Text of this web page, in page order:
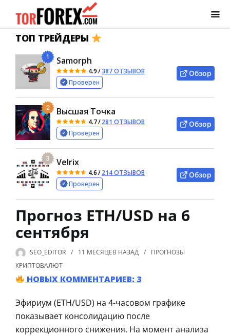
ТОП ТРЕЙДЕРЫ
1 Samorph
4.9/387 ОТЗЫВОВ
Проверен
Обзор
2 Высшая Точка
4.7/281 ОТЗЫВОВ
Проверен
Обзор
3 Velrix
4.6/214 ОТЗЫВОВ
Проверен
Обзор
Прогноз ETH/USD на 6
сентября
SEO_EDITOR 11 МЕСЯЦЕВ НАЗАД
ПРОГНОЗЫ
КРИПТОВАЛЮТ
НОВЫХ КОММЕНТАРИЕВ: 3
Эфириум (ETH/USD) на 4-часовом графике
показывает консолидацию после
коррекционного снижения. На момент анализа